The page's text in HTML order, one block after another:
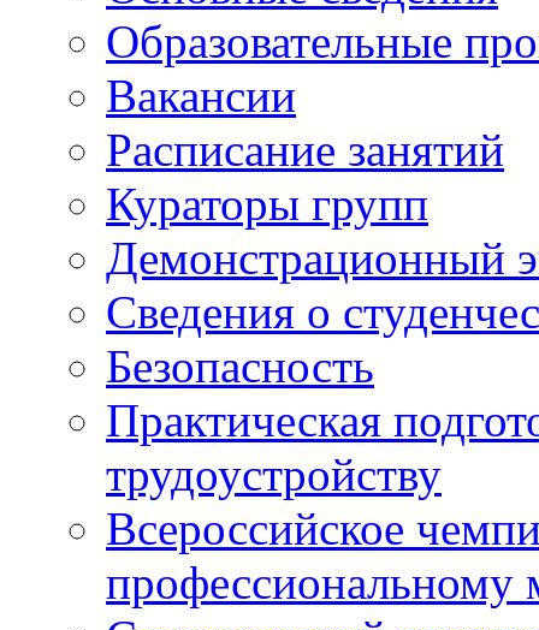
Образовательные
Вакансии
Расписание занятий
Кураторы групп
Демонстрационный
Сведения о
Безопасность
Практическая
трудоустройству
Всероссийское
профессиональному